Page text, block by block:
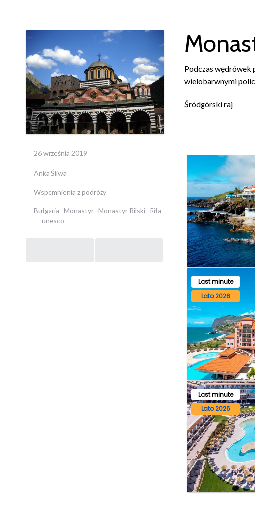
Podczas wędrówek
wielobarwnymi
Śródgórski raj
Last minute
Lato 2026
Last minute
Lato 2026
26 września 2019
Anka Śliwa
Wspomnienia z podróży
Bułgaria Monastyr Monastyr Rilski Riła
unesco